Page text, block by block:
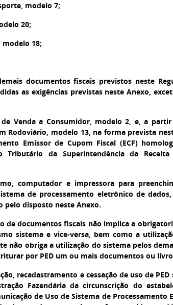
modelo 7;
20;
18;
documentos fiscais previstos neste
as exigências previstas neste Anexo,
Venda a Consumidor, modelo 2, e, a partir
Rodoviário, modelo 13, na forma prevista
Emissor de Cupom Fiscal (ECF)
da Superintendência da Receita
computador e impressora para
de processamento eletrônico de
pelo disposto neste Anexo.
de documentos fiscais não implica a
sistema e vice-versa, bem como a
não obriga a utilização do sistema pelos
por PED um ou mais documentos ou
recadastramento e cessação de uso de PED
Fazendária da circunscrição do
de Uso de Sistema de Processamento